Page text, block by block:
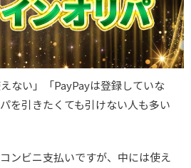
ない」「PayPayは登録していな
を引きたくても引けない人も多い
ンビニ支払いですが、中には使え